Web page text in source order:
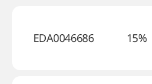
EDA0046686 15%